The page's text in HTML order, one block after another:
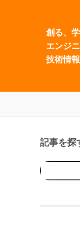
創る、
エンジ
技術情
記事を探